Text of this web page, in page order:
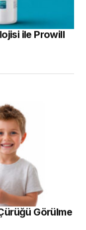
ile Prowill
Görülme